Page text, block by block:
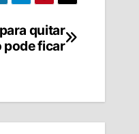
quitar
pode ficar